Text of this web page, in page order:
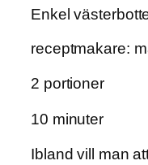
Enkel
receptmakare:
2 portioner
10 minuter
Ibland vill man